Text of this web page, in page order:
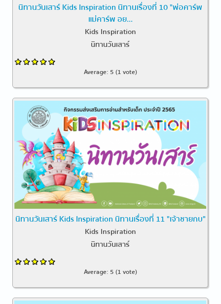
นิทานวันเสาร์ Kids Inspiration นิทานเรื่องที่ 10 "พ่อคาร์พ
แม่คาร์พ อย...
Kids Inspiration
นิทานวันเสาร์
Average: 5 (1 vote)
นิทานวันเสาร์ Kids Inspiration นิทานเรื่องที่ 11 "เจ้าชายกบ"
Kids Inspiration
นิทานวันเสาร์
Average: 5 (1 vote)